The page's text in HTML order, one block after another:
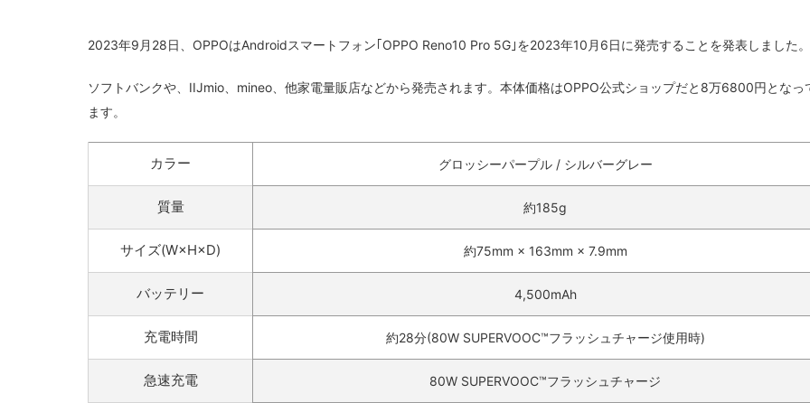
2023年9月28日、OPPOはAndroidスマートフォン｢OPPO Reno10 Pro 5G｣を2023年10月6日に発売することを発表しました。
ソフトバンクや、IIJmio、mineo、他家電量販店などから発売されます。本体価格はOPPO公式ショップだと8万6800円となっ
ます。
カラー グロッシーパープル / シルバーグレー
質量 約185g
サイズ(W×H×D) 約75mm × 163mm × 7.9mm
バッテリー 4,500mAh
充電時間 約28分(80W SUPERVOOC™フラッシュチャージ使用時)
急速充電 80W SUPERVOOC™フラッシュチャージ